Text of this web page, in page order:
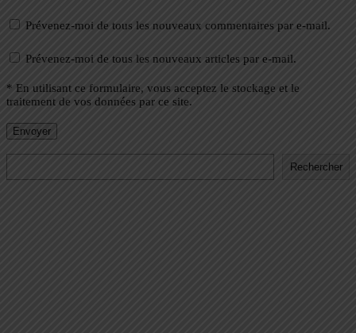
Prévenez-moi de tous les nouveaux commentaires par e-mail.
Prévenez-moi de tous les nouveaux articles par e-mail.
* En utilisant ce formulaire, vous acceptez le stockage et le
traitement de vos données par ce site.
Rechercher